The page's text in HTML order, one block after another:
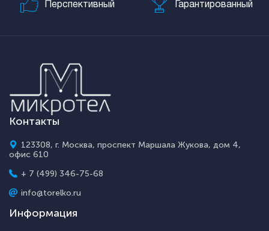
Перспективный Гарантированный
Контакты
123308, г. Москва, проспект Маршала Жукова, дом 4,
офис 610
+ 7 (499) 346-75-68
info@torelko.ru
Информация